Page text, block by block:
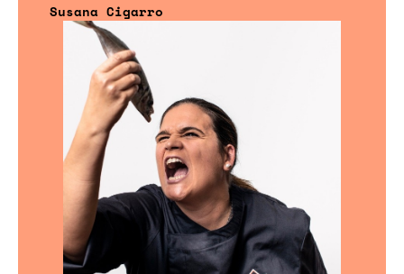
Susana Cigarro